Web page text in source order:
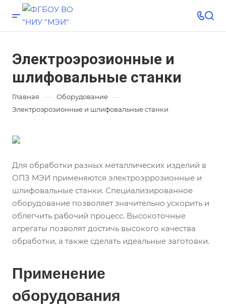
Электроэрозионные и
шлифовальные станки
Главная — Оборудование —
Электроэрозионные и шлифовальные станки
Для обработки разных металлических изделий в
ОПЗ МЭИ применяются электроэррозионные и
шлифовальные станки. Специализированное
оборудование позволяет значительно ускорить и
облегчить рабочий процесс. Высокоточные
агрегаты позволят достичь высокого качества
обработки, а также сделать идеальные заготовки.
Применение
оборудования